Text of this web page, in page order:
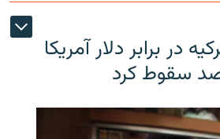
در برابر دلار آمریکا